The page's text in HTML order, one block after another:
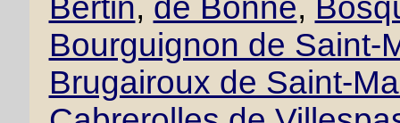
Bertin, de Bonne,
Bourguignon de Saint-
Brugairoux de Saint-